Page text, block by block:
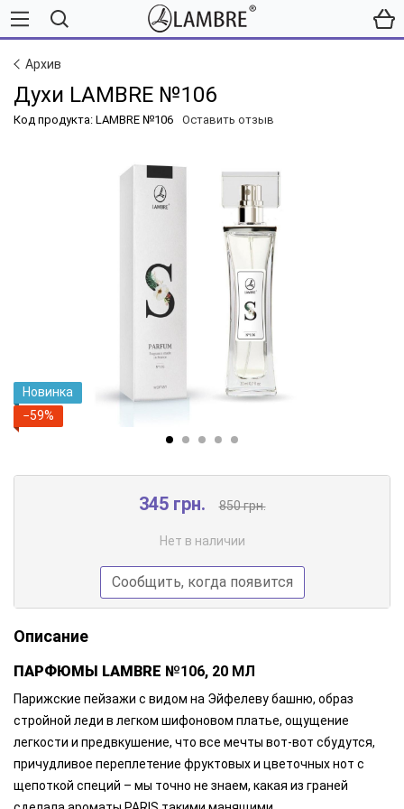
Архив
Духи LAMBRE №106
Код продукта: LAMBRE №106 Оставить отзыв
Новинка
−59%
345 грн. 850 грн.
Нет в наличии
Сообщить, когда появится
Описание
ПАРФЮМЫ LAMBRE №106, 20 МЛ
Парижские пейзажи с видом на Эйфелеву башню, образ
стройной леди в легком шифоновом платье, ощущение
легкости и предвкушение, что все мечты вот-вот сбудутся,
причудливое переплетение фруктовых и цветочных нот с
щепоткой специй – мы точно не знаем, какая из граней